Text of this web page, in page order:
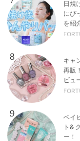
日焼
にぴ
を紹
8
キャ
再販
ビュ
9
ベイ
ト&
ー！